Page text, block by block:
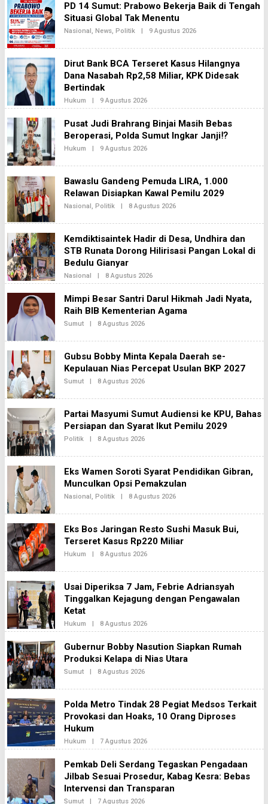
A
2
B
H
I
K
N
E
W
PD 14 Sumut: Prabowo Bekerja Baik di Tengah
Situasi Global Tak Menentu
Nasional, News, Politik | 9 Agustus 2026O
E
B
H
K
2
Dirut Bank BCA Terseret Kasus Hilangnya
Dana Nasabah Rp2,58 Miliar, KPK Didesak
Bertindak
Hukum | 9 Agustus 2026O
L
H
B
I
E
A
N
W
Pusat Judi Brahrang Binjai Masih Bebas
Beroperasi, Polda Sumut Ingkar Janji⁉️
Hukum | 9 Agustus 2026O
E
B
H
I
N
K
N
E
Bawaslu Gandeng Pemuda LIRA, 1.000
Relawan Disiapkan Kawal Pemilu 2029
Nasional, Politik | 8 Agustus 2026O
E
B
H
I
K
2
Kemdiktisaintek Hadir di Desa, Undhira dan
STB Runata Dorong Hilirisasi Pangan Lokal di
Bedulu Gianyar
Nasional | 8 Agustus 2026O
L
H
B
E
K
A
2
Mimpi Besar Santri Darul Hikmah Jadi Nyata,
Raih BIB Kementerian Agama
Sumut | 8 Agustus 2026O
E
B
H
I
N
K
2
Gubsu Bobby Minta Kepala Daerah se-
Kepulauan Nias Percepat Usulan BKP 2027
Sumut | 8 Agustus 2026O
E
B
H
I
N
K
N
E
S
Partai Masyumi Sumut Audiensi ke KPU, Bahas
Persiapan dan Syarat Ikut Pemilu 2029
Politik | 8 Agustus 2026O
E
B
H
I
N
K
2
Eks Wamen Soroti Syarat Pendidikan Gibran,
Munculkan Opsi Pemakzulan
Nasional, Politik | 8 Agustus 2026O
E
B
H
I
K
2
Eks Bos Jaringan Resto Sushi Masuk Bui,
Terseret Kasus Rp220 Miliar
Hukum | 8 Agustus 2026O
E
B
H
I
K
2
Usai Diperiksa 7 Jam, Febrie Adriansyah
Tinggalkan Kejagung dengan Pengawalan
Ketat
Hukum | 8 Agustus 2026O
L
H
B
E
K
A
2
Gubernur Bobby Nasution Siapkan Rumah
Produksi Kelapa di Nias Utara
Sumut | 8 Agustus 2026O
E
B
H
I
E
K
N
W
S
Polda Metro Tindak 28 Pegiat Medsos Terkait
Provokasi dan Hoaks, 10 Orang Diproses
Hukum
Hukum | 7 Agustus 2026O
L
H
B
I
Pemkab Deli Serdang Tegaskan Pengadaan
Jilbab Sesuai Prosedur, Kabag Kesra: Bebas
Intervensi dan Transparan
Sumut | 7 Agustus 2026O